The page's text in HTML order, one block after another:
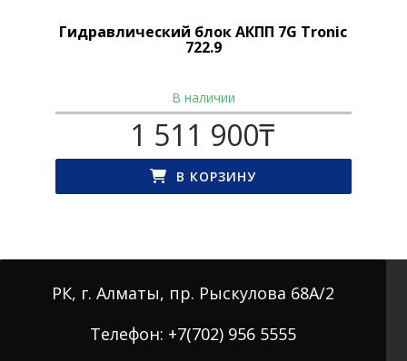
Гидравлический блок АКПП 7G Tronic
722.9
В наличии
1 511 900₸
В КОРЗИНУ
РК, г. Алматы, пр. Рыскулова 68А/2
Телефон: +7(702) 956 5555